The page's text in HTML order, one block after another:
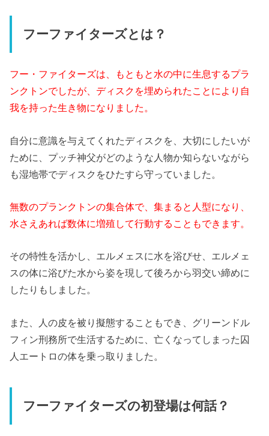
フーファイターズとは？
フー・ファイターズは、もともと水の中に生息するプラ
ンクトンでしたが、ディスクを埋められたことにより自
我を持った生き物になりました。
自分に意識を与えてくれたディスクを、大切にしたいが
ために、プッチ神父がどのような人物か知らないながら
も湿地帯でディスクをひたすら守っていました。
無数のプランクトンの集合体で、集まると人型になり、
水さえあれば数体に増殖して行動することもできます。
その特性を活かし、エルメェスに水を浴びせ、エルメェ
スの体に浴びた水から姿を現して後ろから羽交い締めに
したりもしました。
また、人の皮を被り擬態することもでき、グリーンドル
フィン刑務所で生活するために、亡くなってしまった囚
人エートロの体を乗っ取りました。
フーファイターズの初登場は何話？